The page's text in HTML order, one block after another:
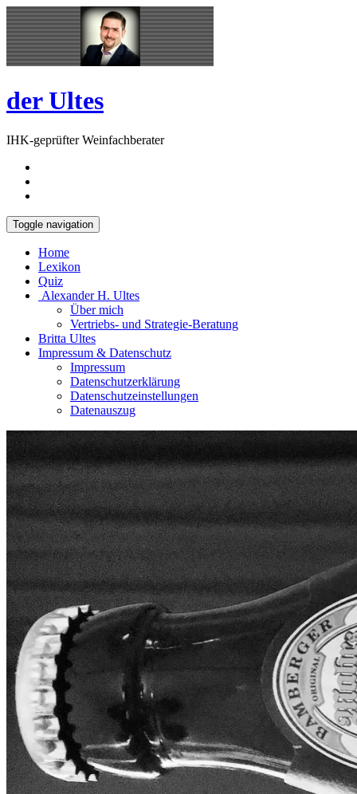
Skip
to
content
Open
Sidebar
der Ultes
IHK-geprüfter Weinfachberater
Toggle navigation
Home
Lexikon
Quiz
Alexander H. Ultes
Über mich
Vertriebs- und Strategie-Beratung
Britta Ultes
Impressum & Datenschutz
Impressum
Datenschutzerklärung
Datenschutzeinstellungen
Datenauszug